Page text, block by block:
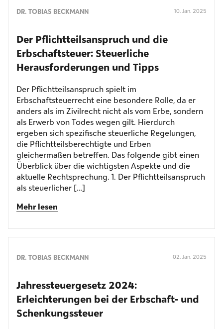
DR. TOBIAS BECKMANN 10. Jan. 2025
Der Pflichtteilsanspruch und die
Erbschaftsteuer: Steuerliche
Herausforderungen und Tipps
Der Pflichtteilsanspruch spielt im
Erbschaftsteuerrecht eine besondere Rolle, da er
anders als im Zivilrecht nicht als vom Erbe, sondern
als Erwerb von Todes wegen gilt. Hierdurch
ergeben sich spezifische steuerliche Regelungen,
die Pflichtteilsberechtigte und Erben
gleichermaßen betreffen. Das folgende gibt einen
Überblick über die wichtigsten Aspekte und die
aktuelle Rechtsprechung. 1. Der Pflichtteilsanspruch
als steuerlicher […]
Mehr lesen
DR. TOBIAS BECKMANN 02. Jan. 2025
Jahressteuergesetz 2024:
Erleichterungen bei der Erbschaft- und
Schenkungssteuer